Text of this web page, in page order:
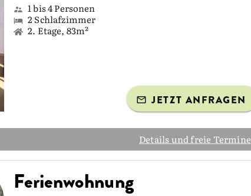
1 bis 4 Personen
2 Schlafzimmer
2. Etage, 83m²
JETZT ANFRAGEN
Details und freie Termine
Ferienwohnung